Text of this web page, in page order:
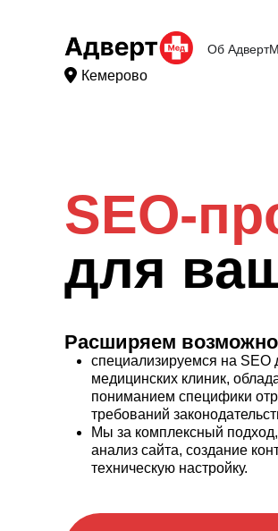
Об
Кемерово
SEO-
для
Расширяем
специализируемся на SEO
медицинских клиник,
пониманием специфики
требований
Мы за комплексный
анализ сайта, создание
техническую настройку.